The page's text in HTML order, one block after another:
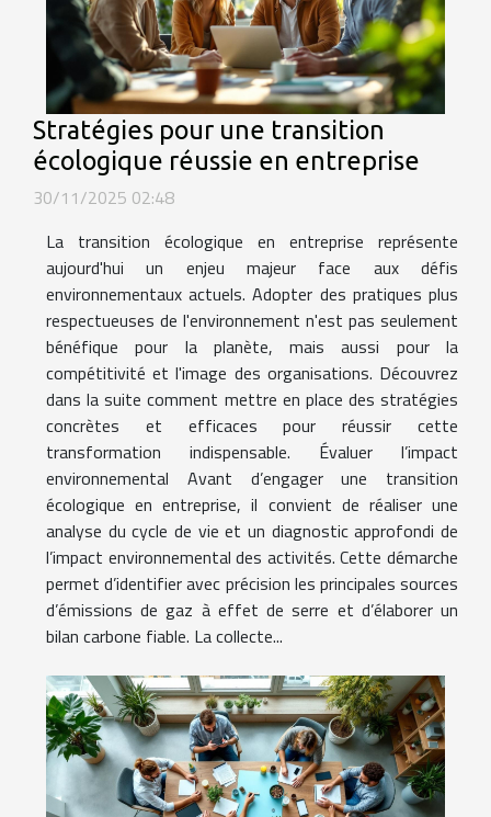
Stratégies pour une transition
écologique réussie en entreprise
30/11/2025 02:48
La transition écologique en entreprise représente
aujourd'hui un enjeu majeur face aux défis
environnementaux actuels. Adopter des pratiques plus
respectueuses de l'environnement n'est pas seulement
bénéfique pour la planète, mais aussi pour la
compétitivité et l'image des organisations. Découvrez
dans la suite comment mettre en place des stratégies
concrètes et efficaces pour réussir cette
transformation indispensable. Évaluer l’impact
environnemental Avant d’engager une transition
écologique en entreprise, il convient de réaliser une
analyse du cycle de vie et un diagnostic approfondi de
l’impact environnemental des activités. Cette démarche
permet d’identifier avec précision les principales sources
d’émissions de gaz à effet de serre et d’élaborer un
bilan carbone fiable. La collecte...